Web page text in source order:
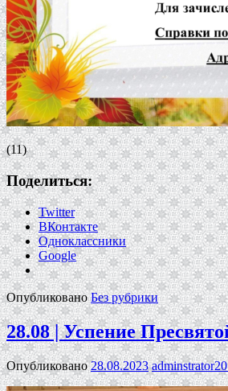
(11)
Поделиться:
Twitter
ВКонтакте
Одноклассники
Google
ОпубликованоБез рубрики
28.08 | Успение
Опубликовано28.08.2023